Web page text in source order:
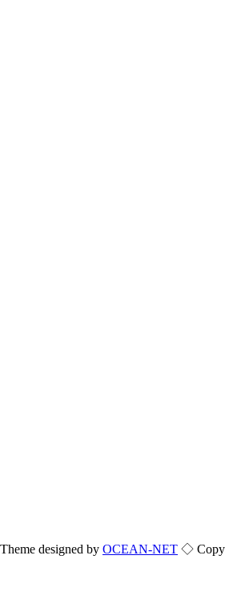
designed by OCEAN-NET ◇